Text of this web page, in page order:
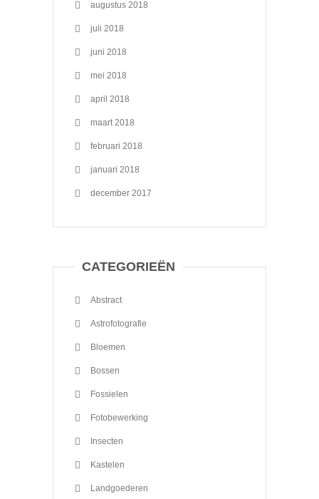
augustus 2018
juli 2018
juni 2018
mei 2018
april 2018
maart 2018
februari 2018
januari 2018
december 2017
CATEGORIEËN
Abstract
Astrofotografie
Bloemen
Bossen
Fossielen
Fotobewerking
Insecten
Kastelen
Landgoederen